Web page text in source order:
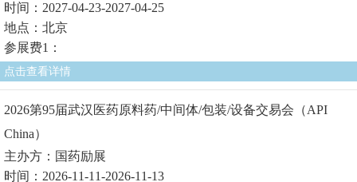
时间：2027-04-23-2027-04-25
地点：北京
参展费1：
点击查看详情
2026第95届武汉医药原料药/中间体/包装/设备交易会（API
China）
主办方：国药励展
时间：2026-11-11-2026-11-13